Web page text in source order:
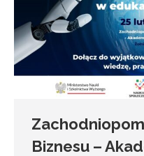
Biznesu –